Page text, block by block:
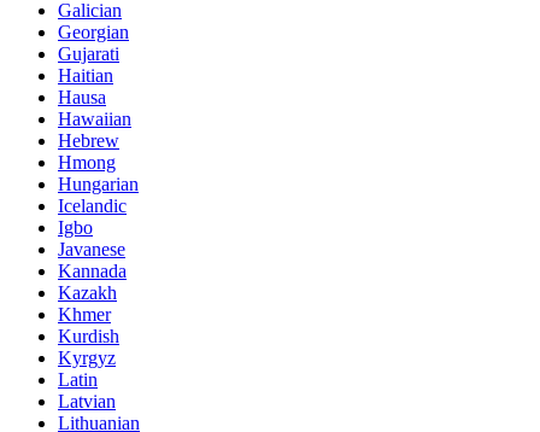
Galician
Georgian
Gujarati
Haitian
Hausa
Hawaiian
Hebrew
Hmong
Hungarian
Icelandic
Igbo
Javanese
Kannada
Kazakh
Khmer
Kurdish
Kyrgyz
Latin
Latvian
Lithuanian